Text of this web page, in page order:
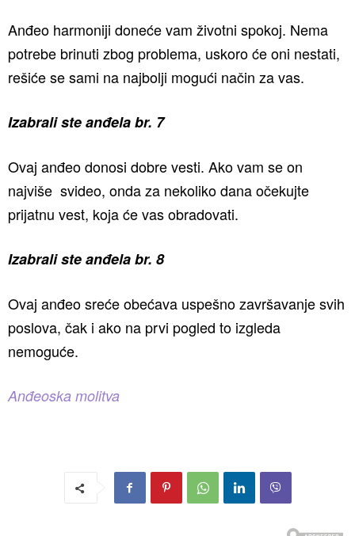
Anđeo harmoniji doneće vam životni spokoj. Nema
potrebe brinuti zbog problema, uskoro će oni nestati,
rešiće se sami na najbolji mogući način za vas.
Izabrali ste anđela br. 7
Ovaj anđeo donosi dobre vesti. Ako vam se on
najviše svideo, onda za nekoliko dana očekujte
prijatnu vest, koja će vas obradovati.
Izabrali ste anđela br. 8
Ovaj anđeo sreće obećava uspešno završavanje svih
poslova, čak i ako na prvi pogled to izgleda
nemoguće.
Anđeoska molitva